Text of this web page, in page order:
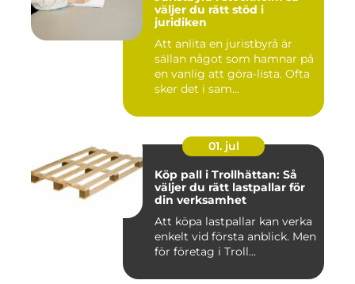
väljer du rätt stöd i
juridiken
Att anlita en juristbyrå är
sällan något som hamnar på
en vanlig att göra-lista. Ofta
sker det i sam...
01. jul
Köp pall i Trollhättan: Så
väljer du rätt lastpallar för
din verksamhet
Att köpa lastpallar kan verka
enkelt vid första anblick. Men
för företag i Troll...